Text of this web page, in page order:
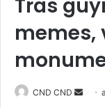
Tras
memes,
CND CND
Send